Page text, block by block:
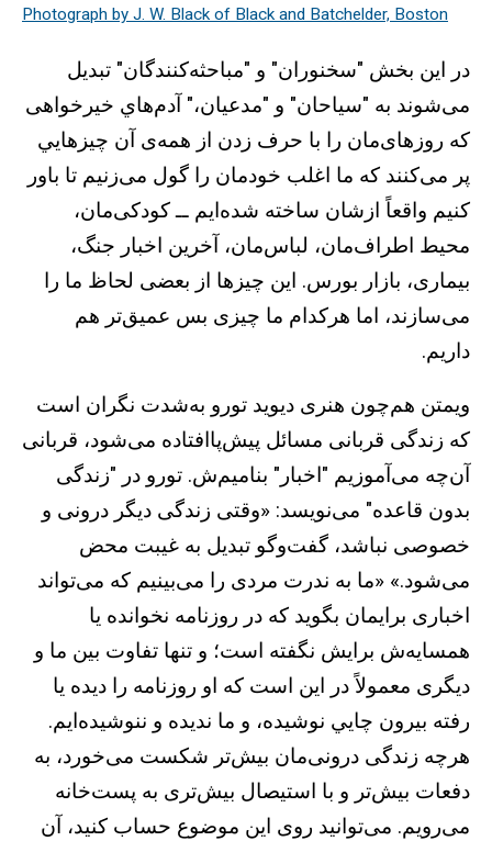
Photograph by J. W. Black of Black and Batchelder, Boston
در اين بخش "سخنوران" و "مباحثه‌کنندگان" تبديل
می‌شوند به "سياحان" و "مدعيان،" آدم‌هاي خيرخواهی
که روزهای‌مان را با حرف زدن از همه‌ی آن چيزهايي
پر می‌کنند که ما اغلب خودمان را گول می‌زنيم تا باور
کنيم واقعاً ازشان ساخته شده‌ايم ــ کودکی‌مان،
محيط اطراف‌مان، لباس‌مان، آخرين اخبار جنگ،
بيماری، بازار بورس. اين چيزها از بعضی لحاظ ما را
می‌سازند، اما هرکدام ما چيزی بس عميق‌تر هم
داريم.
ويمتن هم‌چون هنری ديويد تورو به‌شدت نگران است
که زندگی قربانی مسائل پيش‌پاافتاده می‌شود، قربانی
آن‌چه می‌آموزيم "اخبار" بناميم‌ش. تورو در "زندگی
بدون قاعده" می‌نويسد: «وقتی زندگی ديگر درونی و
خصوصی نباشد، گفت‌وگو تبديل به غيبت محض
می‌شود.» «ما به ندرت مردی را می‌بينيم که می‌تواند
اخباری برايمان بگويد که در روزنامه نخوانده يا
همسايه‌ش برايش نگفته است؛ و تنها تفاوت بين ما و
ديگری معمولاً در اين است که او روزنامه را ديده يا
رفته بيرون چايي نوشيده، و ما نديده‌ و ننوشيده‌ايم.
هرچه زندگی درونی‌مان بيش‌تر شکست می‌خورد، به
دفعات بيش‌تر و با استيصال بيش‌تری به پست‌خانه
می‌رويم. می‌توانيد روی اين موضوع حساب کنيد، آن